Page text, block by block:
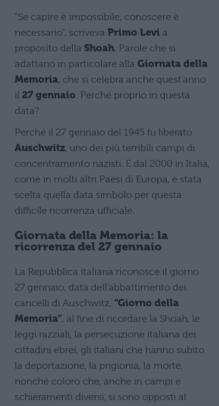
“Se capire è impossibile, conoscere è
necessario”, scriveva Primo Levi a
proposito della Shoah. Parole che si
adattano in particolare alla Giornata della
Memoria, che si celebra anche quest’anno
il 27 gennaio. Perché proprio in questa
data?
Perché il 27 gennaio del 1945 fu liberato
Auschwitz, uno dei più terribili campi di
concentramento nazisti. E dal 2000 in Italia,
come in molti altri Paesi di Europa, è stata
scelta quella data simbolo per questa
difficile ricorrenza ufficiale.
Giornata della Memoria: la
ricorrenza del 27 gennaio
La Repubblica italiana riconosce il giorno
27 gennaio, data dell’abbattimento dei
cancelli di Auschwitz, “Giorno della
Memoria”, al fine di ricordare la Shoah, le
leggi razziali, la persecuzione italiana dei
cittadini ebrei, gli italiani che hanno subìto
la deportazione, la prigionia, la morte,
nonché coloro che, anche in campi e
schieramenti diversi, si sono opposti al